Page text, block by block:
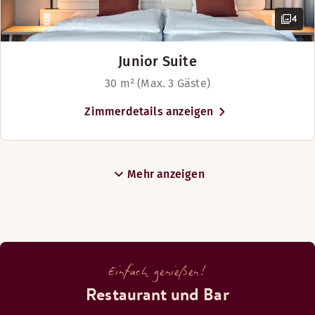
4
Junior Suite
30 m² (Max. 3 Gäste)
Zimmerdetails anzeigen
Mehr anzeigen
Einfach genießen!
Restaurant und Bar